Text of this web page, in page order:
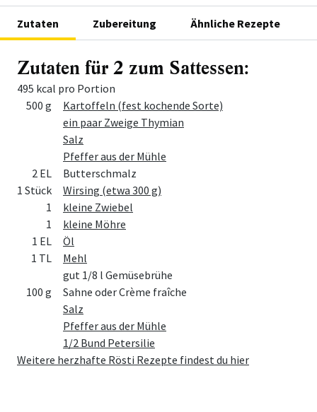
Zutaten Zubereitung Ähnliche Rezepte
Zutaten für 2 zum Sattessen:
495 kcal pro Portion
MengeZutat
500 g
Kartoffeln (fest kochende Sorte)
ein paar Zweige Thymian
Salz
Pfeffer aus der Mühle
2 EL
Butterschmalz
1 Stück
Wirsing (etwa 300 g)
1
kleine Zwiebel
1
kleine Möhre
1 EL
Öl
1 TL
Mehl
gut 1/8 l Gemüsebrühe
100 g
Sahne oder Crème fraîche
Salz
Pfeffer aus der Mühle
1/2 Bund Petersilie
Weitere herzhafte Rösti Rezepte findest du hier